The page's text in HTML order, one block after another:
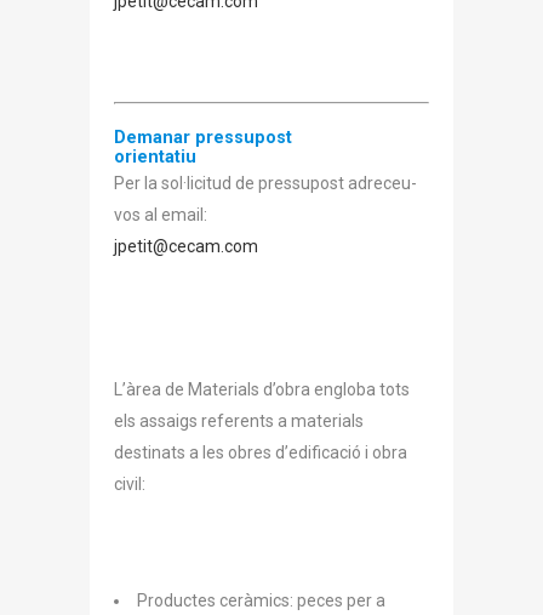
Demanar pressupost
orientatiu
Per la sol·licitud de pressupost adreceu-
vos al email:
jpetit@cecam.com
L’àrea de Materials d’obra engloba tots
els assaigs referents a materials
destinats a les obres d’edificació i obra
civil:
Productes ceràmics: peces per a